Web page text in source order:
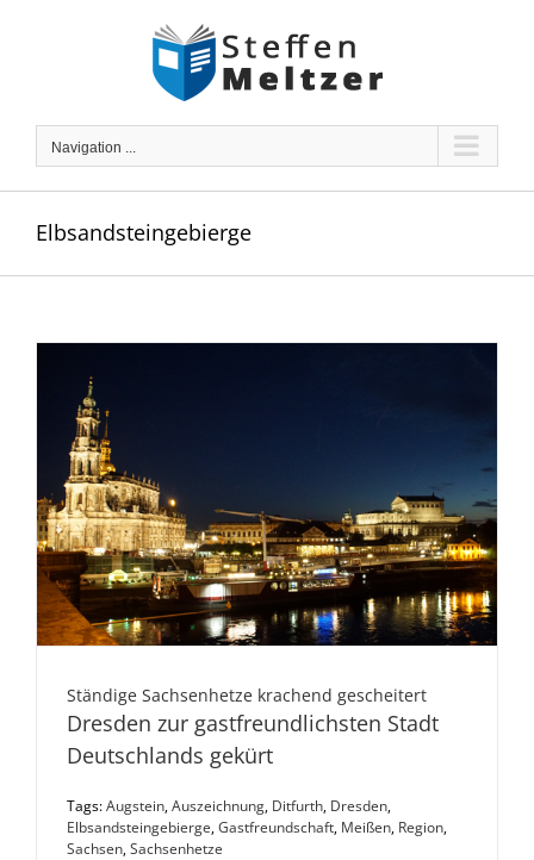
Navigation ...
Elbsandsteingebierge
Ständige Sachsenhetze krachend gescheitert
Dresden zur gastfreundlichsten Stadt
Deutschlands gekürt
Tags:Augstein,Auszeichnung, Ditfurth, Dresden,
Elbsandsteingebierge,Gastfreundschaft, Meißen, Region,
Sachsen,Sachsenhetze